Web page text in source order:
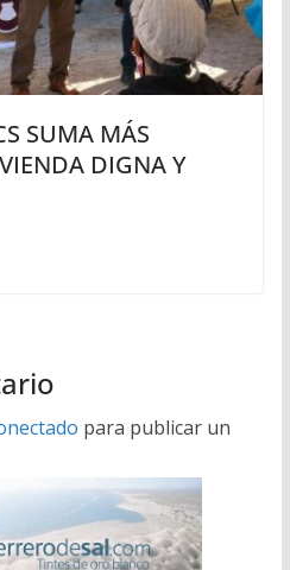
SUMA MÁS
DIGNA Y
para publicar un